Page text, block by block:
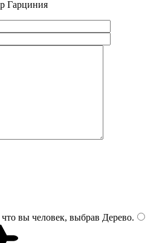
Гарциния
вы человек, выбрав Дерево.